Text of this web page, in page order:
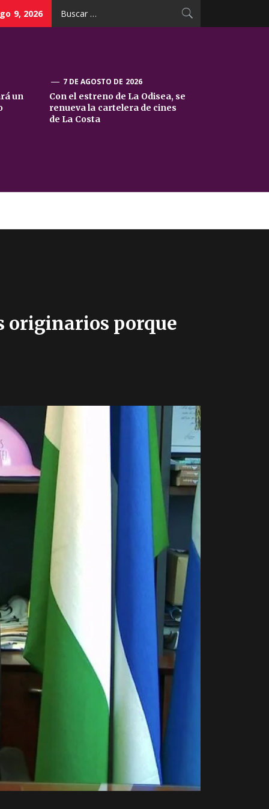
9, 2026
un
7 DE AGOSTO DE 2026
Con el estreno de La Odisea, se
renueva la cartelera de cines
de La Costa
originarios porque